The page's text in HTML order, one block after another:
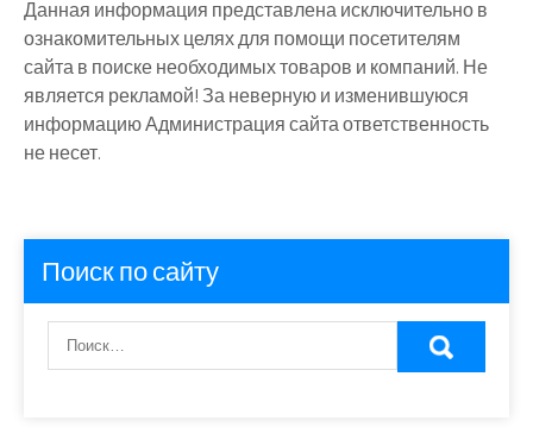
Данная информация представлена исключительно в
ознакомительных целях для помощи посетителям
сайта в поиске необходимых товаров и компаний. Не
является рекламой! За неверную и изменившуюся
информацию Администрация сайта ответственность
не несет.
Поиск по сайту